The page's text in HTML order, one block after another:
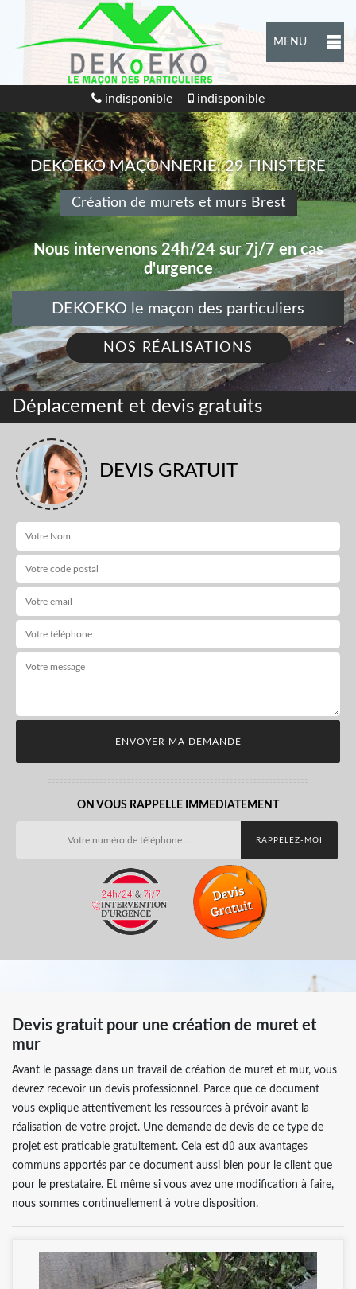
MENU
indisponible indisponible
DEKOEKO MAÇONNERIE, 29 FINISTÈRE
Création de murets et murs Brest
Nous intervenons 24h/24 sur 7j/7 en cas
d'urgence
DEKOEKO le maçon des particuliers
NOS RÉALISATIONS
Déplacement et devis gratuits
DEVIS GRATUIT
ON VOUS RAPPELLE IMMEDIATEMENT
Devis gratuit pour une création de muret et
mur
Avant le passage dans un travail de création de muret et mur, vous
devrez recevoir un devis professionnel. Parce que ce document
vous explique attentivement les ressources à prévoir avant la
réalisation de votre projet. Une demande de devis de ce type de
projet est praticable gratuitement. Cela est dû aux avantages
communs apportés par ce document aussi bien pour le client que
pour le prestataire. Et même si vous avez une modification à faire,
nous sommes continuellement à votre disposition.